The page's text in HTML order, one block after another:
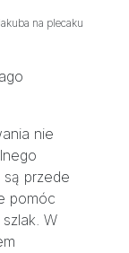
na plecaku
nie
są przede
pomóc
W